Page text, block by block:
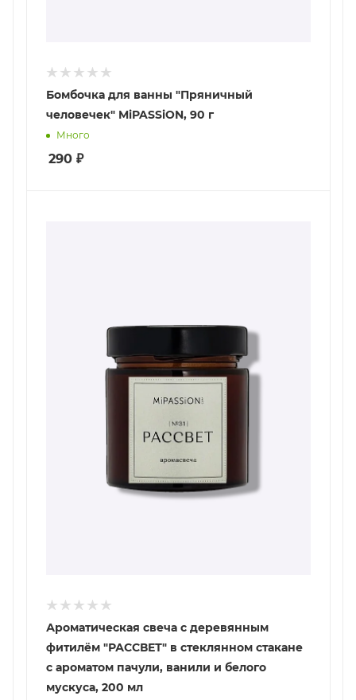
Бомбочка для ванны "Пряничный
человечек" MiPASSiON, 90 г
Много
290 ₽
Ароматическая свеча с деревянным
фитилём "РАССВЕТ" в стеклянном стакане
с ароматом пачули, ванили и белого
мускуса, 200 мл